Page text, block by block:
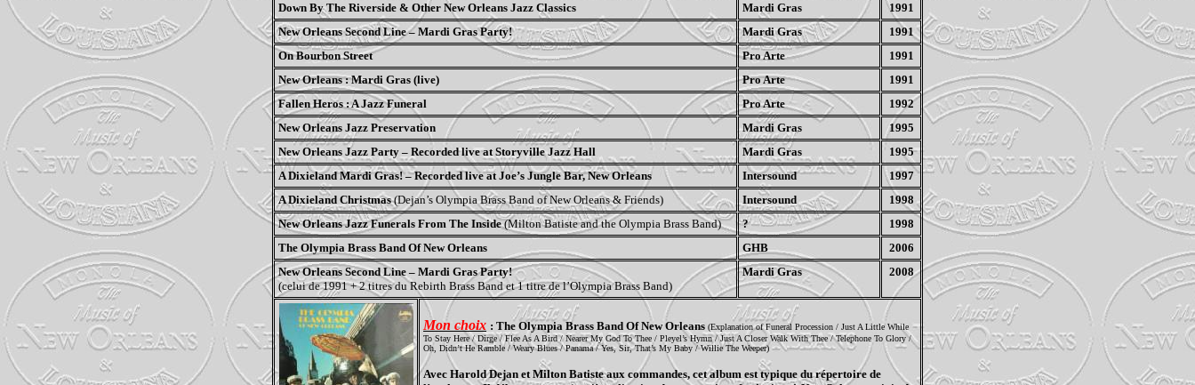
Down By The Riverside & Other New Orleans Jazz Classics
Mardi Gras
1991
New Orleans Second Line – Mardi Gras Party!
Mardi Gras
1991
On Bourbon Street
Pro Arte
1991
New Orleans : Mardi Gras (live)
Pro Arte
1991
Fallen Heros : A Jazz Funeral
Pro Arte
1992
New Orleans Jazz Preservation
Mardi Gras
1995
New Orleans Jazz Party – Recorded live at Storyville Jazz Hall
Mardi Gras
1995
A Dixieland Mardi Gras! – Recorded live at Joe’s Jungle Bar, New Orleans
Intersound
1997
A Dixieland Christmas(Dejan’s Olympia Brass Band of New Orleans & Friends) Intersound
1998
New Orleans Jazz Funerals From The Inside(Milton Batiste and the Olympia Brass Band) ?
1998
The Olympia Brass Band Of New Orleans
GHB
2006
New Orleans Second Line – Mardi Gras Party!
(celui de 1991 + 2 titres du Rebirth Brass Band et 1 titre de l’Olympia Brass Band)
Mardi Gras 2008
Mon choix : The Olympia Brass Band Of New Orleans (Explanation of Funeral Procession / Just A Little While
To Stay Here / Dirge / Flee As A Bird / Nearer My God To Thee / Pleyel’s Hymn / Just A Closer Walk With Thee / Telephone To Glory /
Oh, Didn’t He Ramble / Weary Blues / Panama / Yes, Sir, That’s My Baby / Willie The Weeper)
Avec Harold Dejan et Milton Batiste aux commandes, cet album est typique du répertoire de